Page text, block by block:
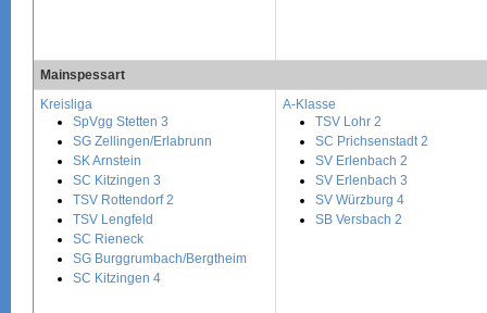
Mainspessart
Kreisliga
SpVgg Stetten 3
SG Zellingen/Erlabrunn
SK Arnstein
SC Kitzingen 3
TSV Rottendorf 2
TSV Lengfeld
SC Rieneck
SG Burggrumbach/Bergtheim
SC Kitzingen 4
A-Klasse
TSV Lohr 2
SC Prichsenstadt 2
SV Erlenbach 2
SV Erlenbach 3
SV Würzburg 4
SB Versbach 2